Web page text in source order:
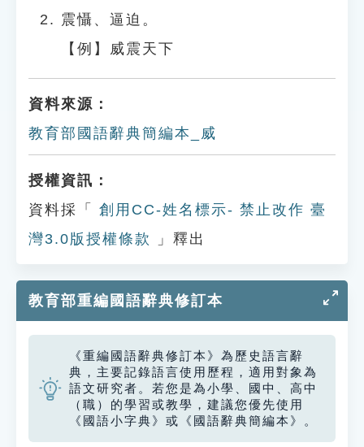
震懾、逼迫。
【例】威震天下
資料來源：
教育部國語辭典簡編本_威
授權資訊：
資料採「
創用CC-姓名標示- 禁止改作 臺
灣3.0版授權條款
」釋出
教育部重編國語辭典修訂本
《重編國語辭典修訂本》為歷史語言辭
典，主要記錄語言使用歷程，適用對象為
語文研究者。若您是為小學、國中、高中
（職）的學習或教學，建議您優先使用
《國語小字典》或《國語辭典簡編本》。